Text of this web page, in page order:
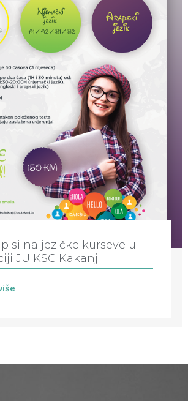
na jezičke kurseve u
JU KSC Kakanj